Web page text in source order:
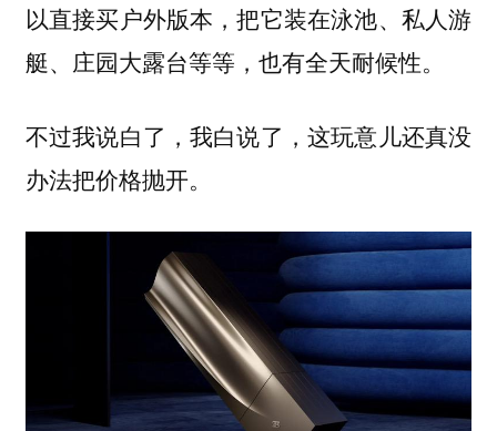
以直接买户外版本，把它装在泳池、私人游
艇、庄园大露台等等，也有全天耐候性。
不过我说白了，我白说了，这玩意儿还真没
办法把价格抛开。